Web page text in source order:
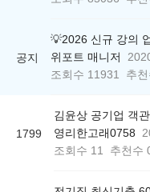
공지
위포트 매니저
조회수 11931 추
1799
김윤상 공기업 객
영리한고래0758
조회수 11 추천수